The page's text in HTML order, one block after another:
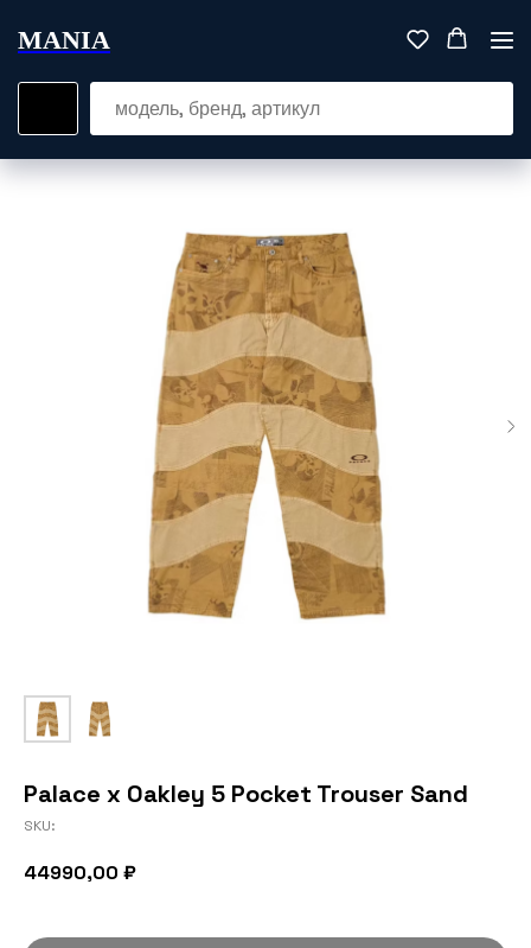
MANIA
Palace x Oakley 5 Pocket Trouser Sand
SKU:
44990,00 ₽